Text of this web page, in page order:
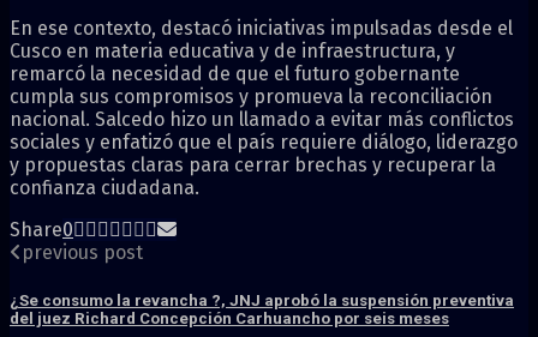
En ese contexto, destacó iniciativas impulsadas desde el
Cusco en materia educativa y de infraestructura, y
remarcó la necesidad de que el futuro gobernante
cumpla sus compromisos y promueva la reconciliación
nacional. Salcedo hizo un llamado a evitar más conflictos
sociales y enfatizó que el país requiere diálogo, liderazgo
y propuestas claras para cerrar brechas y recuperar la
confianza ciudadana.
Share0
previous post
¿Se consumo la revancha ?, JNJ aprobó la suspensión preventiva
del juez Richard Concepción Carhuancho por seis meses